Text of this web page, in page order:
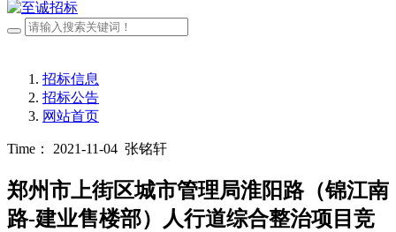
招标信息
招标公告
网站首页
Time： 2021-11-04 张铭轩
郑州市上街区城市管理局淮阳路（锦江南
路-建业售楼部）人行道综合整治项目竞